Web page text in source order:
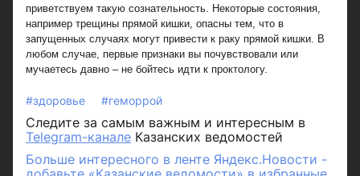
приветствуем такую сознательность. Некоторые состояния,
например трещины прямой кишки, опасны тем, что в
запущенных случаях могут привести к раку прямой кишки. В
любом случае, первые признаки вы почувствовали или
мучаетесь давно – не бойтесь идти к проктологу.
#здоровье #геморрой
Следите за самым важным и интересным в
Telegram-канале Казанских ведомостей
Больше интересного в ленте Яндекс.Новости -